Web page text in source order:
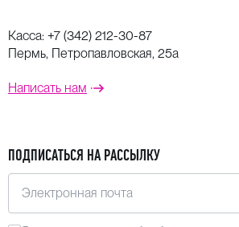
Касса: +7 (342) 212-30-87
Пермь, Петропавловская, 25а
Написать нам
ПОДПИСАТЬСЯ НА РАССЫЛКУ
Электронная почта